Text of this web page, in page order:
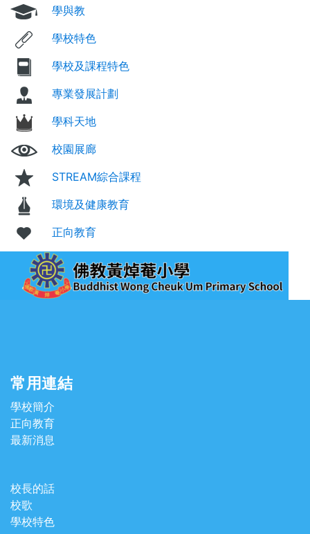
學與教
學校特色
學校及課程特色
專業發展計劃
學科天地
校園展廊
STREAM綜合課程
環境及健康教育
正向教育
常用連結
學校簡介
正向教育
最新消息
校長的話
校歌
學校特色